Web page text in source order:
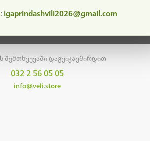
გვერდზე დაბრუნება
შემთხვევაში დაგვიკავშირდით
032 2 56 05 05
info@veli.store
igaprindashvili2026@gmail.com